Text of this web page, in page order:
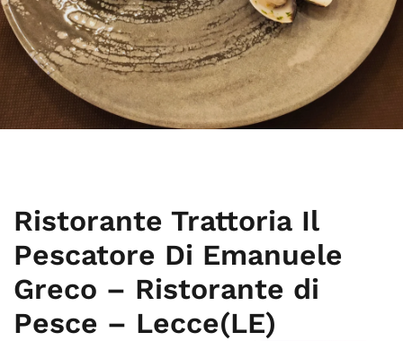
Ristorante Trattoria Il
Pescatore Di Emanuele
Greco – Ristorante di
Pesce – Lecce(LE)